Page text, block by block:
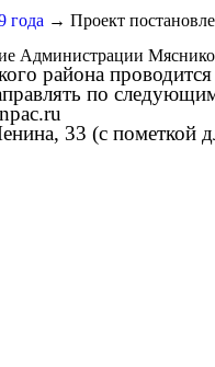
года → Проект
Администрации
района
по
33 (с пометкой